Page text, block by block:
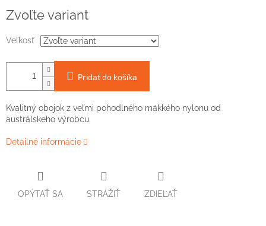
cena:
Zvoľte variant
Veľkosť
Pridať do košíka
Kvalitný obojok z veľmi pohodlného mäkkého nylonu od
austrálskeho výrobcu.
Detailné informácie
OPÝTAŤ SA STRÁŽIŤ ZDIEĽAŤ